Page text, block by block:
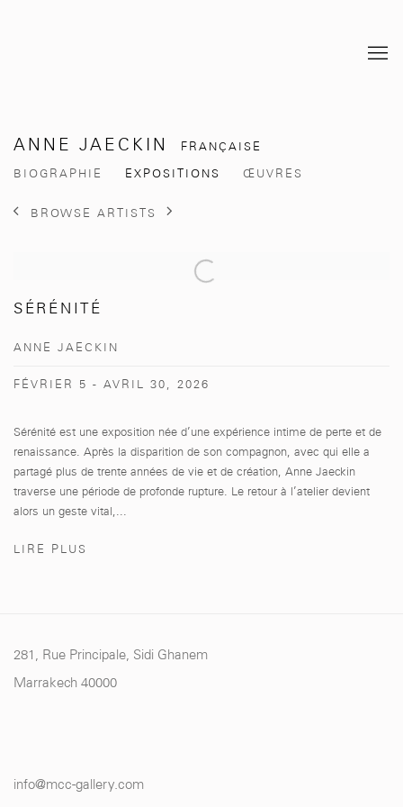
ANNE JAECKIN
FRANÇAISE
BIOGRAPHIE
EXPOSITIONS ŒUVRES
BROWSE ARTISTS
SÉRÉNITÉ
ANNE JAECKIN
FÉVRIER 5 - AVRIL 30, 2026
Sérénité est une exposition née d’une expérience intime de perte et de
renaissance. Après la disparition de son compagnon, avec qui elle a
partagé plus de trente années de vie et de création, Anne Jaeckin
traverse une période de profonde rupture. Le retour à l’atelier devient
alors un geste vital,...
LIRE PLUS
281, Rue Principale, Sidi Ghanem
Marrakech 40000
info@mcc-gallery.com